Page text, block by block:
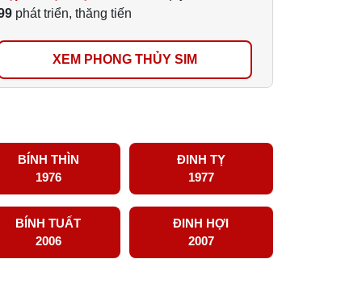
phát triển, thăng tiến
XEM PHONG THỦY SIM
BÍNH THÌN
1976
ĐINH TỴ
1977
BÍNH TUẤT
2006
ĐINH HỢI
2007